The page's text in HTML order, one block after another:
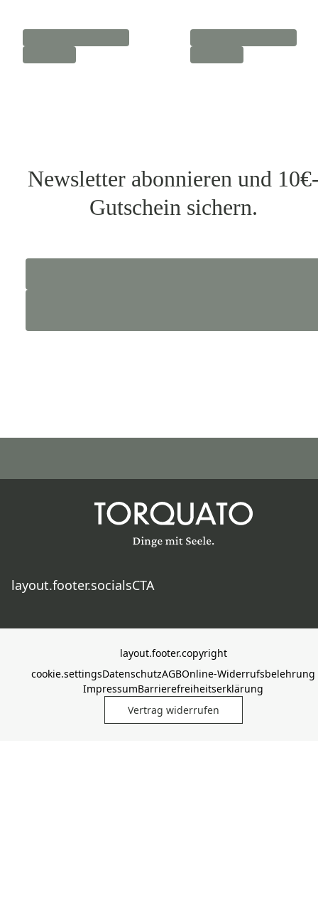
Newsletter abonnieren und
Gutschein sichern.
layout.footer.socialsCTA
layout.footer.copyright
cookie.settingsDatenschutzAGBOnline-Widerrufsbelehrung
ImpressumBarrierefreiheitserklärung
Vertrag widerrufen